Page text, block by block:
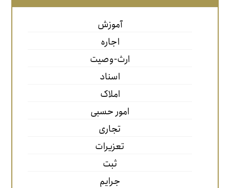
آموزش
اجاره
ارث-وصیت
اسناد
املاک
امور حسبی
تجاری
تعزیرات
ثبت
جرایم